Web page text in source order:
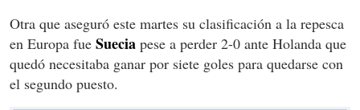
Otra que aseguró este martes su clasificación a la repesca
en Europa fue Suecia pese a perder 2-0 ante Holanda que
quedó necesitaba ganar por siete goles para quedarse con
el segundo puesto.